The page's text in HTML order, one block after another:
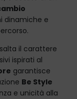
dinamiche e
il carattere
ispirati al
garantisce
Be Style
e unicità alla